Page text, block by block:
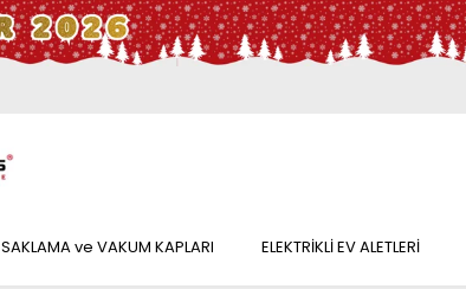
SAKLAMA ve VAKUM KAPLARI ELEKTRİKLİ EV ALETLERİ